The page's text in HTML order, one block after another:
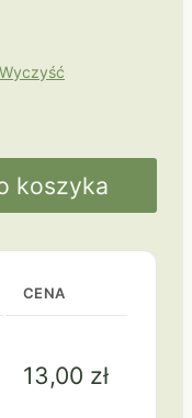
Wyczyść
koszyka
CENA
13,00 zł